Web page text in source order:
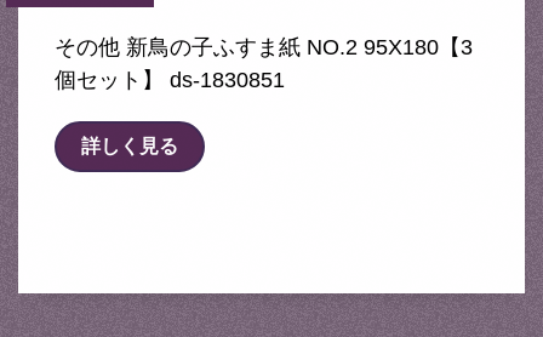
その他 新鳥の子ふすま紙 NO.2 95X180【3
個セット】 ds-1830851
詳しく見る